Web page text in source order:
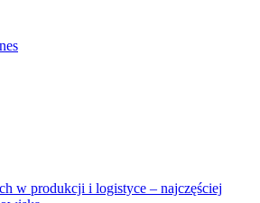
w produkcji i logistyce – najczęściej